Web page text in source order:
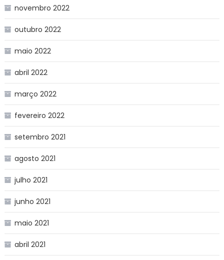
novembro 2022
outubro 2022
maio 2022
abril 2022
março 2022
fevereiro 2022
setembro 2021
agosto 2021
julho 2021
junho 2021
maio 2021
abril 2021